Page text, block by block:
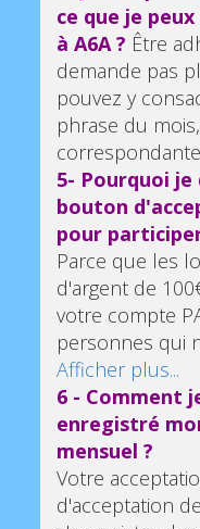
ce que je
à A6A ? Être
demande pas
pouvez y
phrase du
5- Pourquoi je
bouton
pour
Parce que les
d'argent de
votre compte
personnes qui
Afficher plus...
6 - Comment
enregistré
mensuel ?
Votre
d'acceptation